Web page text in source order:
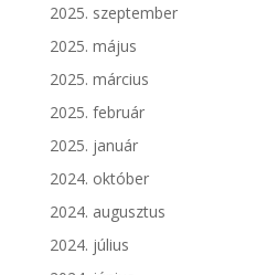
2025. szeptember
2025. május
2025. március
2025. február
2025. január
2024. október
2024. augusztus
2024. július